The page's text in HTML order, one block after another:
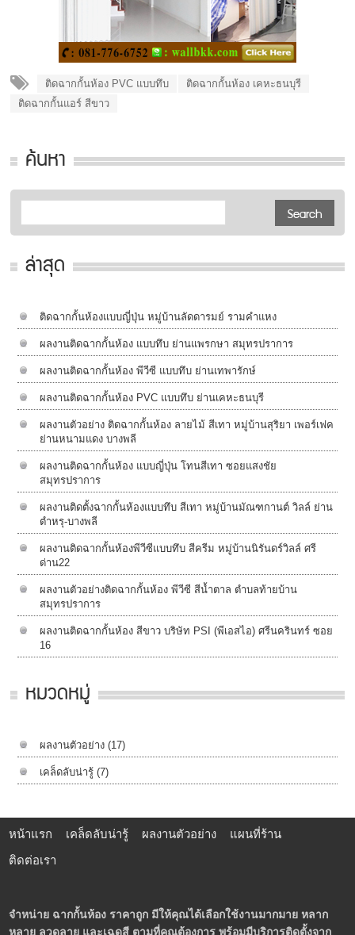
ติดฉากกั้นห้อง PVC แบบทึบ
ติดฉากกั้นห้อง เคหะธนบุรี
ติดฉากกั้นแอร์ สีขาว
ค้นหา
ล่าสุด
ติดฉากกั้นห้องแบบญี่ปุ่น หมู่บ้านลัดดารมย์ รามคำแหง
ผลงานติดฉากกั้นห้อง แบบทึบ ย่านแพรกษา สมุทรปราการ
ผลงานติดฉากกั้นห้อง พีวีซี แบบทึบ ย่านเทพารักษ์
ผลงานติดฉากกั้นห้อง PVC แบบทึบ ย่านเคหะธนบุรี
ผลงานตัวอย่าง ติดฉากกั้นห้อง ลายไม้ สีเทา หมู่บ้านสุริยา เพอร์เฟค
ย่านหนามแดง บางพลี
ผลงานติดฉากกั้นห้อง แบบญี่ปุ่น โทนสีเทา ซอยแสงชัย
สมุทรปราการ
ผลงานติดตั้งฉากกั้นห้องแบบทึบ สีเทา หมู่บ้านมัณฑกานต์ วิลล์ ย่าน
ตำหรุ-บางพลี
ผลงานติดฉากกั้นห้องพีวีซีแบบทึบ สีครีม หมู่บ้านนิรันดร์วิลล์​ ศรี
ด่าน22
ผลงานตัวอย่างติดฉากกั้นห้อง พีวีซี สีน้ำตาล ตำบลท้ายบ้าน
สมุทรปราการ
ผลงานติดฉากกั้นห้อง สีขาว บริษัท PSI (พีเอสไอ) ศรีนครินทร์ ซอย
16
หมวดหมู่
ผลงานตัวอย่าง(17)
เคล็ดลับน่ารู้(7)
หน้าแรก เคล็ดลับน่ารู้ ผลงานตัวอย่าง
แผนที่ร้าน
ติดต่อเรา
จำหน่าย ฉากกั้นห้อง ราคาถูก มีให้คุณได้เลือกใช้งานมากมาย หลาก
หลาย ลวดลาย และเฉดสี ตามที่คุณต้องการ พร้อมมีบริการติดตั้งจาก